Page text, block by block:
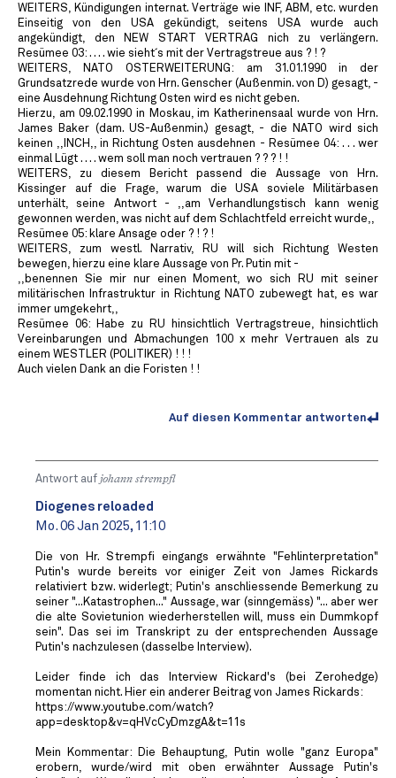
WEITERS, Kündigungen internat. Verträge wie INF, ABM, etc. wurden
Einseitig von den USA gekündigt, seitens USA wurde auch
angekündigt, den NEW START VERTRAG nich zu verlängern.
Resümee 03: . . . . wie sieht´s mit der Vertragstreue aus ? ! ?
WEITERS, NATO OSTERWEITERUNG: am 31.01.1990 in der
Grundsatzrede wurde von Hrn. Genscher (Außenmin. von D) gesagt, -
eine Ausdehnung Richtung Osten wird es nicht geben.
Hierzu, am 09.02.1990 in Moskau, im Katherinensaal wurde von Hrn.
James Baker (dam. US-Außenmin.) gesagt, - die NATO wird sich
keinen ,,INCH,, in Richtung Osten ausdehnen - Resümee 04: . . . wer
einmal Lügt . . . . wem soll man noch vertrauen ? ? ? ! !
WEITERS, zu diesem Bericht passend die Aussage von Hrn.
Kissinger auf die Frage, warum die USA soviele Militärbasen
unterhält, seine Antwort - ,,am Verhandlungstisch kann wenig
gewonnen werden, was nicht auf dem Schlachtfeld erreicht wurde,,
Resümee 05: klare Ansage oder ? ! ? !
WEITERS, zum westl. Narrativ, RU will sich Richtung Westen
bewegen, hierzu eine klare Aussage von Pr. Putin mit -
,,benennen Sie mir nur einen Moment, wo sich RU mit seiner
militärischen Infrastruktur in Richtung NATO zubewegt hat, es war
immer umgekehrt,,
Resümee 06: Habe zu RU hinsichtlich Vertragstreue, hinsichtlich
Vereinbarungen und Abmachungen 100 x mehr Vertrauen als zu
einem WESTLER (POLITIKER) ! ! !
Auch vielen Dank an die Foristen ! !
Auf diesen Kommentar antworten
Antwort auf johann strempfl
Diogenes reloaded
Mo. 06 Jan 2025, 11:10
Die von Hr. Strempfi eingangs erwähnte "Fehlinterpretation"
Putin's wurde bereits vor einiger Zeit von James Rickards
relativiert bzw. widerlegt; Putin's anschliessende Bemerkung zu
seiner "...Katastrophen..." Aussage, war (sinngemäss) "... aber wer
die alte Sovietunion wiederherstellen will, muss ein Dummkopf
sein". Das sei im Transkript zu der entsprechenden Aussage
Putin's nachzulesen (dasselbe Interview).
Leider finde ich das Interview Rickard's (bei Zerohedge)
momentan nicht. Hier ein anderer Beitrag von James Rickards:
https://www.youtube.com/watch?
app=desktop&v=qHVcCyDmzgA&t=11s
Mein Kommentar: Die Behauptung, Putin wolle "ganz Europa"
erobern, wurde/wird mit oben erwähnter Aussage Putin's